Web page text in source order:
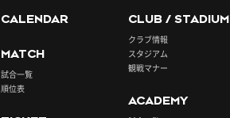
CALENDAR
MATCH
試合一覧
順位表
CLUB / STADIUM
クラブ情報
スタジアム
観戦マナー
ACADEMY